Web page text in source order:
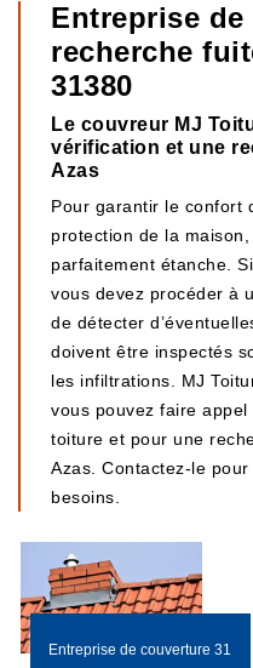
Entreprise
recherche
31380
Le couvreur MJ
vérification et une
Azas
Pour garantir le confort
protection de la
parfaitement étanche.
vous devez procéder à
de détecter
doivent être inspectés
les infiltrations. MJ
vous pouvez faire
toiture et pour une
Azas. Contactez-le
besoins.
Entreprise de couverture 31